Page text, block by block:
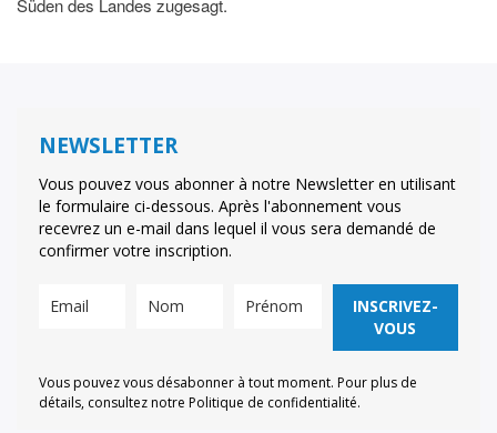
NEWSLETTER
Vous pouvez vous abonner à notre Newsletter en utilisant
le formulaire ci-dessous. Après l'abonnement vous
recevrez un e-mail dans lequel il vous sera demandé de
confirmer votre inscription.
INSCRIVEZ-
VOUS
Vous pouvez vous désabonner à tout moment. Pour plus de
détails, consultez notre Politique de confidentialité.